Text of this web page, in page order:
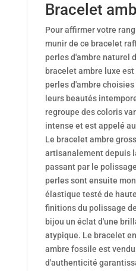
Bracelet
Pour affirmer votre
munir de ce bracelet
perles d'ambre naturel
bracelet ambre luxe
perles d'ambre
leurs beautés
regroupe des coloris
intense et est appelé
Le bracelet ambre
artisanalement depuis
passant par le
perles sont ensuite
élastique testé de
finitions du polissage
bijou un éclat d'une
atypique. Le bracelet
ambre fossile est
d'authenticité